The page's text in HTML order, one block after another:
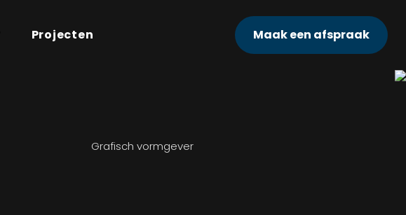
Projecten Maak een afspraak